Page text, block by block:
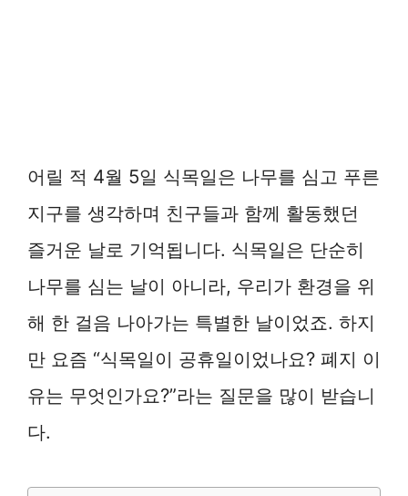
어릴 적 4월 5일 식목일은 나무를 심고 푸른
지구를 생각하며 친구들과 함께 활동했던
즐거운 날로 기억됩니다. 식목일은 단순히
나무를 심는 날이 아니라, 우리가 환경을 위
해 한 걸음 나아가는 특별한 날이었죠. 하지
만 요즘 “식목일이 공휴일이었나요? 폐지 이
유는 무엇인가요?”라는 질문을 많이 받습니
다.